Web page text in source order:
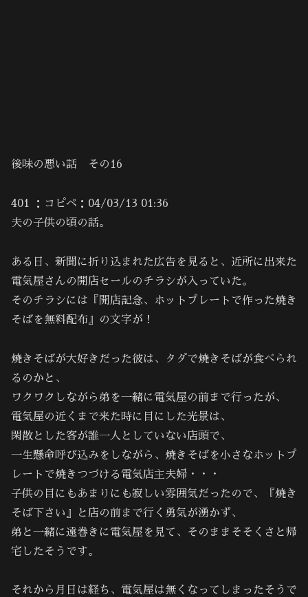
後味の悪い話 その16
401 ：コピペ：04/03/13 01:36
夫の子供の頃の話。
ある日、新聞に折り込まれた広告を見ると、近所に出来た
電気屋さんの開店セールのチラシが入っていた。
そのチラシには『開店記念、ホットプレートで作った焼き
そばを無料配布』の文字が！
焼きそばが大好きだった彼は、タダで焼きそばが食べられ
るのかと、
ワクワクしながら弟を一緒に電気屋の前まで行ったが、
電気屋の近くまで来た時に目にした光景は、
閑散とした客が誰一人としていない店頭で、
一生懸命呼び込みをしながら、焼きそばを小さなホットプ
レートで焼きつづける電気店主夫婦・・・
子供の目にもあまりにも寂しい雰囲気だったので、『焼き
そば下さい』と店の前まで行く勇気が湧かず、
弟と一緒に遠巻きに電気屋を見て、そのままそそくさと帰
宅したそうです。
それから月日は経ち、電気屋は無くなってしまったそうで